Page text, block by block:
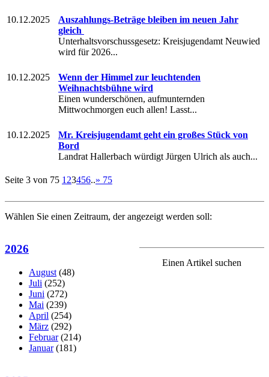
10.12.2025
Auszahlungs-Beträge bleiben im neuen Jahr
gleich
Unterhaltsvorschussgesetz: Kreisjugendamt Neuwied
wird für 2026...
10.12.2025
Wenn der Himmel zur leuchtenden
Weihnachtsbühne wird
Einen wunderschönen, aufmunternden
Mittwochmorgen euch allen! Lasst...
10.12.2025
Mr. Kreisjugendamt geht ein großes Stück von
Bord
Landrat Hallerbach würdigt Jürgen Ulrich als auch...
Seite 3 von 75 1 23456..» 75
Wählen Sie einen Zeitraum, der angezeigt werden soll:
2026
August (48)
Juli (252)
Juni (272)
Mai (239)
April (254)
März (292)
Februar (214)
Januar (181)
Einen Artikel suchen